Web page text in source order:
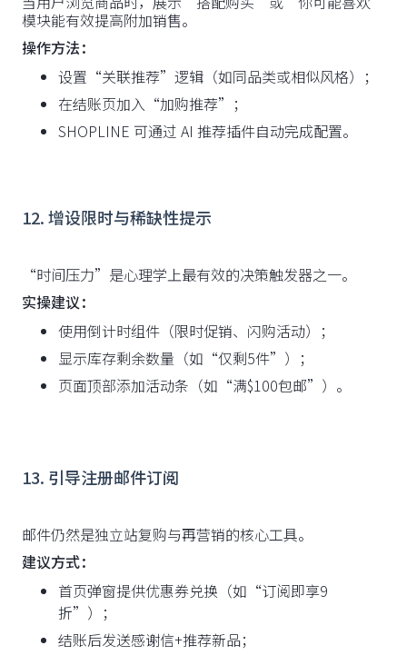
模块能有效提高附加销售。
操作方法：
设置“关联推荐”逻辑（如同品类或相似风格）；
在结账页加入“加购推荐”；
SHOPLINE 可通过 AI 推荐插件自动完成配置。
12. 增设限时与稀缺性提示
“时间压力”是心理学上最有效的决策触发器之一。
实操建议：
使用倒计时组件（限时促销、闪购活动）；
显示库存剩余数量（如“仅剩5件”）；
页面顶部添加活动条（如“满$100包邮”）。
13. 引导注册邮件订阅
邮件仍然是独立站复购与再营销的核心工具。
建议方式：
首页弹窗提供优惠券兑换（如“订阅即享9
折”）；
结账后发送感谢信+推荐新品；